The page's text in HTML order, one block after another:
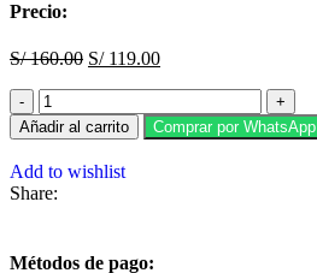
Precio:
S/160.00 S/119.00
Añadir al carrito Comprar por WhatsApp
Add to wishlist
Share:
Métodos de pago: